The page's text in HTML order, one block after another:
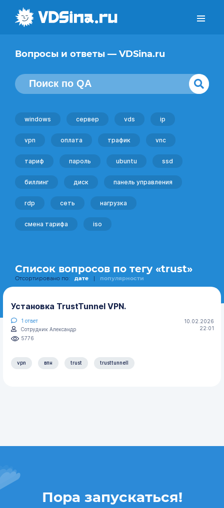
Вопросы и ответы — VDSina.ru
windows сервер vds ip
vpn оплата трафик vnc
тариф пароль ubuntu ssd
биллинг диск панель управления
rdp сеть нагрузка
смена тарифа iso
Список вопросов по тегу «trust»
Отсортировано по: дате | популярности
Установка TrustTunnel VPN.
10.02.2026
22:01
1 ответ
Сотрудник Александр
5776
vpn впн trust trusttunnell
Пора запускаться!